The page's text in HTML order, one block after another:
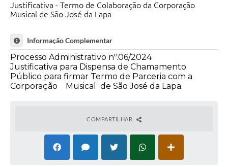
Justificativa - Termo de Colaboração da Corporação
Musical de São José da Lapa
Informação Complementar
Processo Administrativo nº.06/2024
Justificativa para Dispensa de Chamamento
Público para firmar Termo de Parceria com a
Corporação Musical de São José da Lapa.
COMPARTILHAR